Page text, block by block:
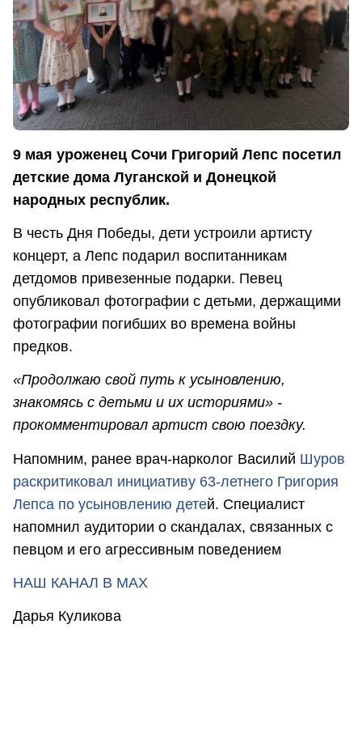
9 мая уроженец Сочи Григорий Лепс посетил
детские дома Луганской и Донецкой
народных республик.
В честь Дня Победы, дети устроили артисту
концерт, а Лепс подарил воспитанникам
детдомов привезенные подарки. Певец
опубликовал фотографии с детьми, держащими
фотографии погибших во времена войны
предков.
«Продолжаю свой путь к усыновлению,
знакомясь с детьми и их историями» -
прокомментировал артист свою поездку.
Напомним, ранее врач-нарколог Василий Шуров
раскритиковал инициативу 63-летнего Григория
Лепса по усыновлению детей. Специалист
напомнил аудитории о скандалах, связанных с
певцом и его агрессивным поведением
НАШ КАНАЛ В МАХ
Дарья Куликова